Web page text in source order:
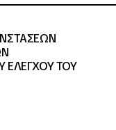
ΕΛΕΓΧΟΥ ΤΟΥ